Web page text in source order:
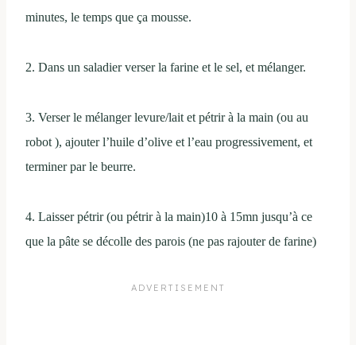
minutes, le temps que ça mousse.
2. Dans un saladier verser la farine et le sel, et mélanger.
3. Verser le mélanger levure/lait et pétrir à la main (ou au
robot ), ajouter l’huile d’olive et l’eau progressivement, et
terminer par le beurre.
4. Laisser pétrir (ou pétrir à la main)10 à 15mn jusqu’à ce
que la pâte se décolle des parois (ne pas rajouter de farine)